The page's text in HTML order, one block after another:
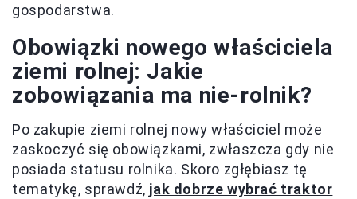
gospodarstwa.
Obowiązki nowego właściciela
ziemi rolnej: Jakie
zobowiązania ma nie-rolnik?
Po zakupie ziemi rolnej nowy właściciel może
zaskoczyć się obowiązkami, zwłaszcza gdy nie
posiada statusu rolnika. Skoro zgłębiasz tę
tematykę, sprawdź, jak dobrze wybrać traktor